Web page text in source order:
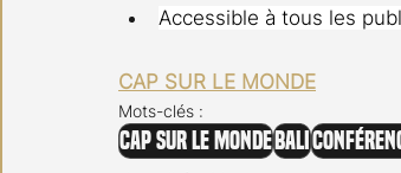
Accessible à tous les
CAP SUR LE MONDE
Mots-clés :
Cap Sur le Monde Bali